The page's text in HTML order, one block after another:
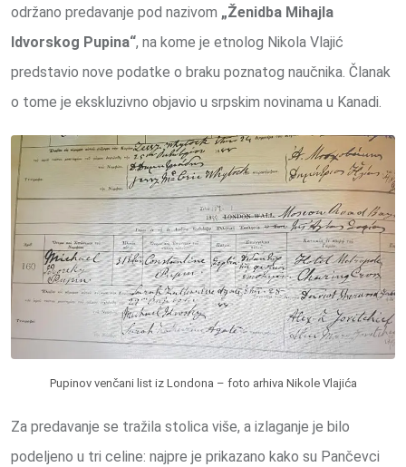
održano predavanje pod nazivom „Ženidba Mihajla
Idvorskog Pupina“, na kome je etnolog Nikola Vlajić
predstavio nove podatke o braku poznatog naučnika. Članak
o tome je ekskluzivno objavio u srpskim novinama u Kanadi.
Pupinov venčani list iz Londona – foto arhiva Nikole Vlajića
Za predavanje se tražila stolica više, a izlaganje je bilo
podeljeno u tri celine: najpre je prikazano kako su Pančevci